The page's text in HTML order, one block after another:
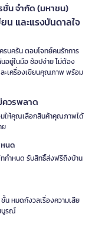
ชั่น จำกัด (มหาชน)
น และแรงบันดาลใจ
รบครัน ตอบโจทย์คนรักการ
อยู่ในมือ ช้อปง่าย ไม่ต้อง
ะเครื่องเขียนคุณภาพ พร้อม
วรพลาด
มให้คุณเลือกสินค้าคุณภาพได้
ย
นด
กำหนด รับสิทธิ์ส่งฟรีถึงบ้าน
น หมดกังวลเรื่องความเสีย
บูรณ์